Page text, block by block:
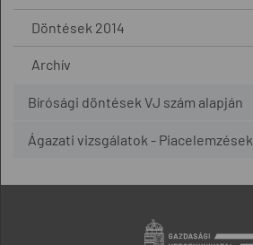
Döntések 2014
Archív
Bírósági döntések VJ szám alapján
Ágazati vizsgálatok - Piacelemzések